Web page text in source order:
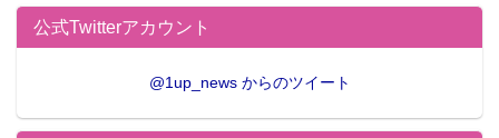
公式Twitterアカウント
@1up_news からのツイート